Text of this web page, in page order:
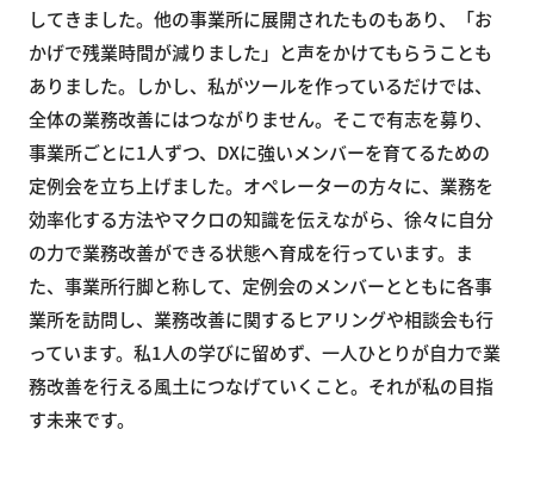
してきました。他の事業所に展開されたものもあり、「お
かげで残業時間が減りました」と声をかけてもらうことも
ありました。しかし、私がツールを作っているだけでは、
全体の業務改善にはつながりません。そこで有志を募り、
事業所ごとに1人ずつ、DXに強いメンバーを育てるための
定例会を立ち上げました。オペレーターの方々に、業務を
効率化する方法やマクロの知識を伝えながら、徐々に自分
の力で業務改善ができる状態へ育成を行っています。ま
た、事業所行脚と称して、定例会のメンバーとともに各事
業所を訪問し、業務改善に関するヒアリングや相談会も行
っています。私1人の学びに留めず、一人ひとりが自力で業
務改善を行える風土につなげていくこと。それが私の目指
す未来です。